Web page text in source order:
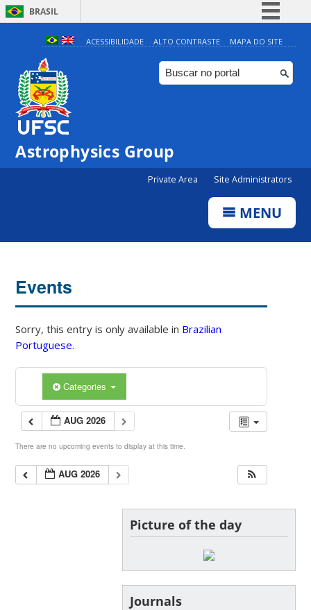
BRASIL
Simplifique!
Comunica BR
Participe
ACESSIBILIDADE ALTO CONTRASTE MAPA DO SITE
Astrophysics Group
Private Area Site Administrators
MENU
Events
Sorry, this entry is only available in Brazilian
Portuguese.
Categories
AUG 2026
There are no upcoming events to display at this time.
AUG 2026
Picture of the day
Journals